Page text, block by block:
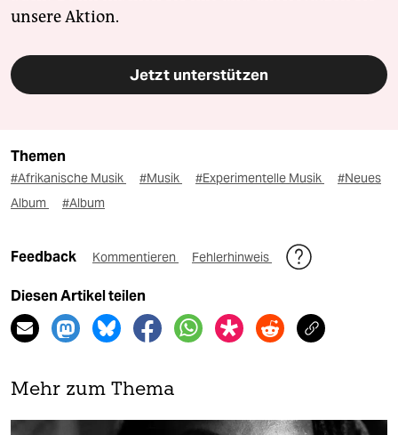
unsere Aktion.
Jetzt unterstützen
Themen
#Afrikanische Musik #Musik #Experimentelle Musik
#Neues
Album
#Album
Feedback Kommentieren Fehlerhinweis
Diesen Artikel teilen
Mehr zum Thema